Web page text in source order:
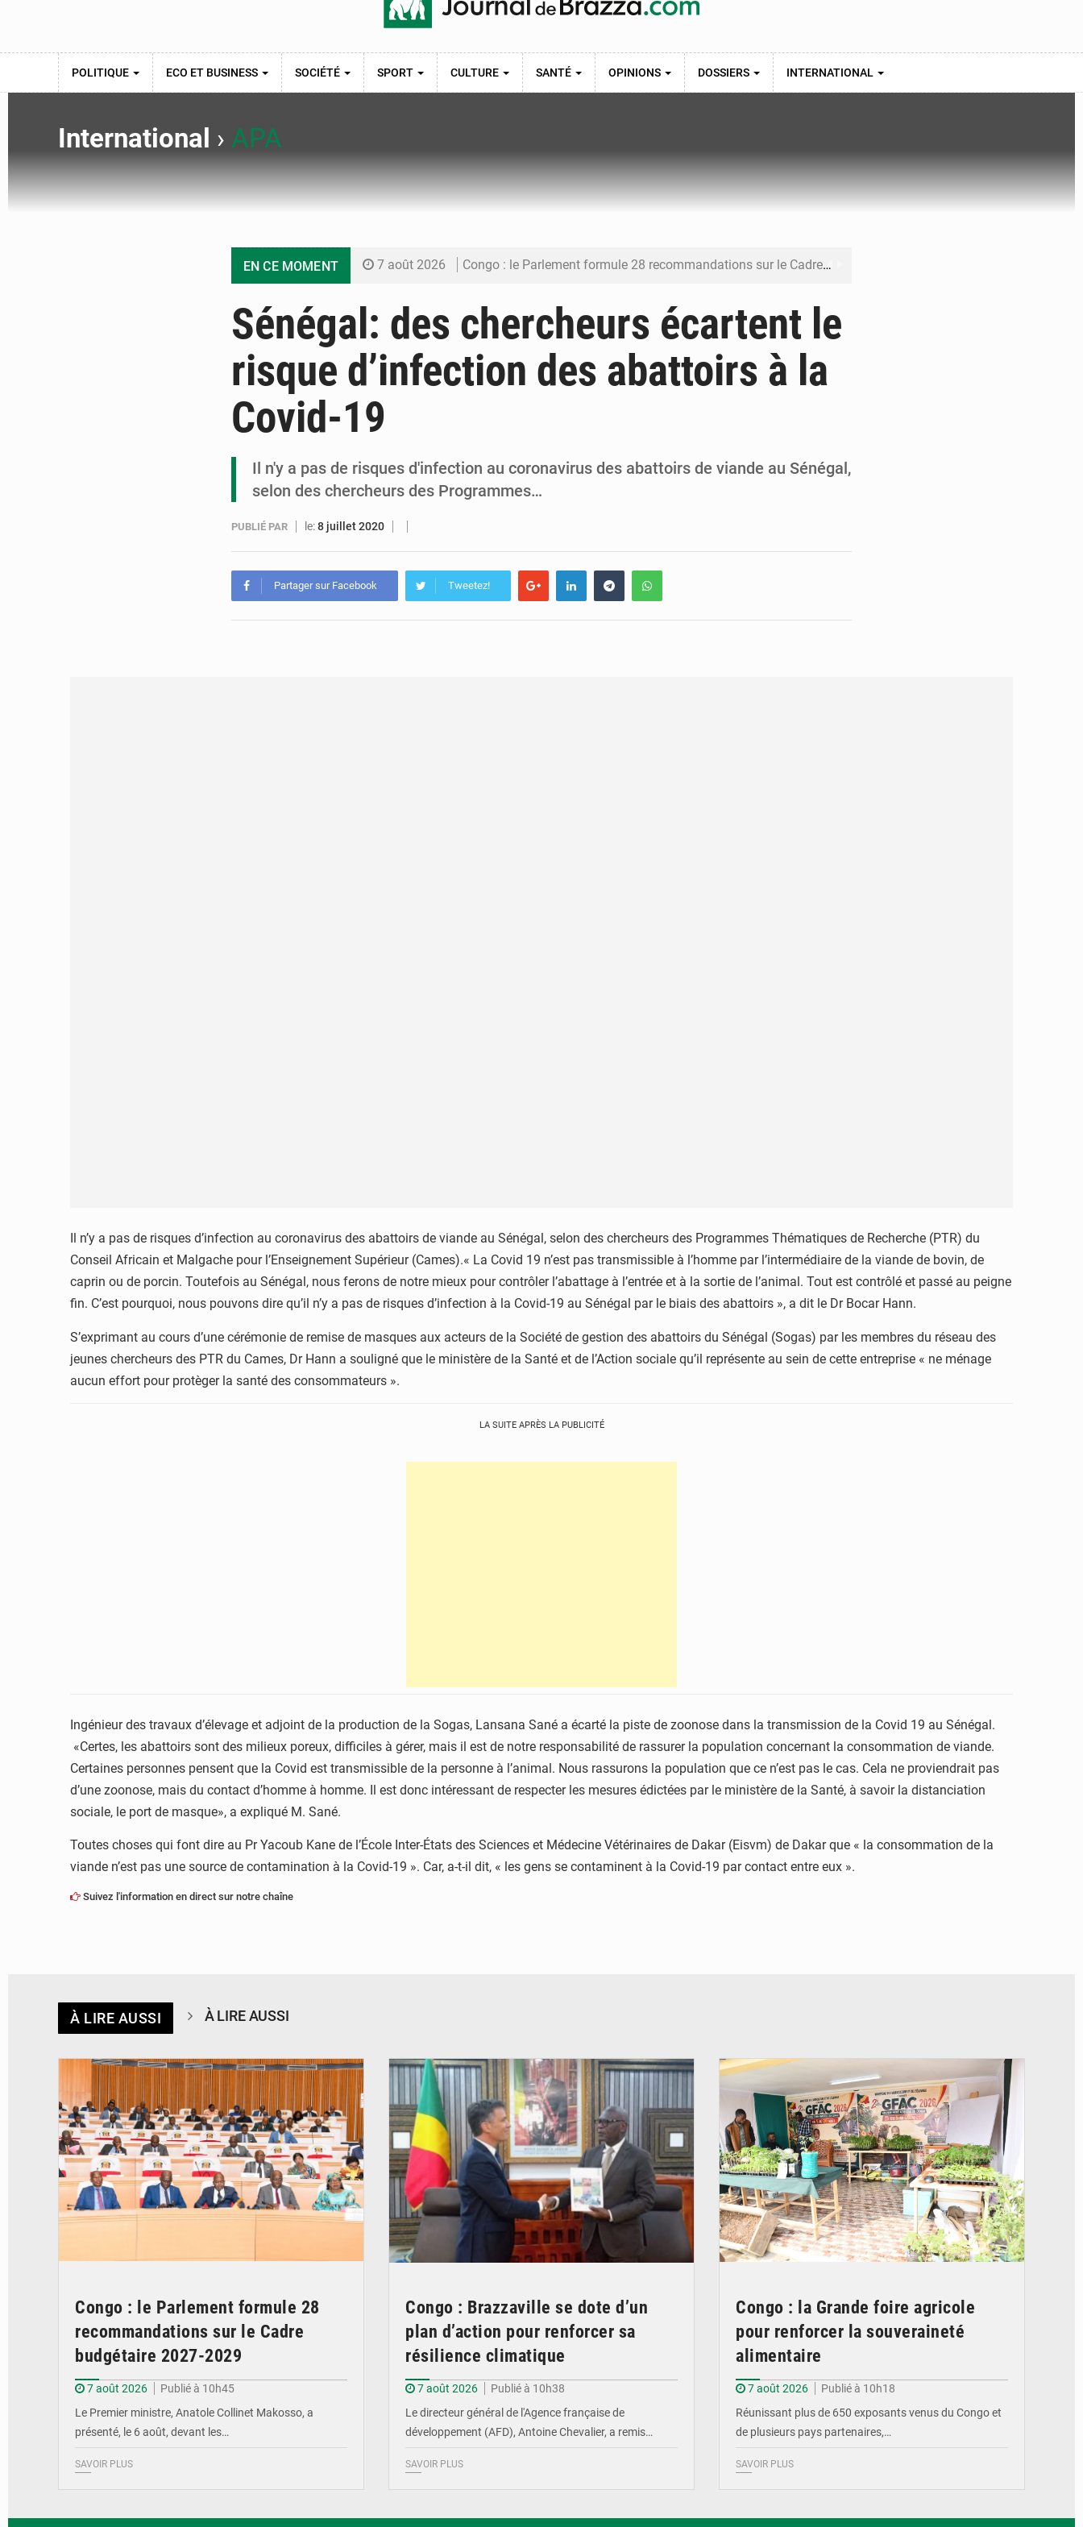
POLITIQUE ECO ET BUSINESS SOCIÉTÉ SPORT CULTURE SANTÉ OPINIONS DOSSIERS INTERNATIONAL
International › APA
EN CE MOMENT 7 août 2026 Congo : le Parlement formule 28 recommandations sur le Cadre budgétaire 2027-2029
7 août 2026 Congo : la Grande foire agricole pour renforcer la souveraineté alimentaire
7 août 2026 Congo-RDC : Brazzaville et Kinshasa renforcent leur coopération en faveur de la jeunesse
6 août 2026
Sénégal: des chercheurs écartent le
risque d’infection des abattoirs à la
Covid-19
Il n'y a pas de risques d'infection au coronavirus des abattoirs de viande au Sénégal,
selon des chercheurs des Programmes…
PUBLIÉ PAR le:8 juillet 2020
Partager sur Facebook Tweetez!
Il n’y a pas de risques d’infection au coronavirus des abattoirs de viande au Sénégal, selon des chercheurs des Programmes Thématiques de Recherche (PTR) du
Conseil Africain et Malgache pour l’Enseignement Supérieur (Cames).« La Covid 19 n’est pas transmissible à l’homme par l’intermédiaire de la viande de bovin, de
caprin ou de porcin. Toutefois au Sénégal, nous ferons de notre mieux pour contrôler l’abattage à l’entrée et à la sortie de l’animal. Tout est contrôlé et passé au peigne
fin. C’est pourquoi, nous pouvons dire qu’il n’y a pas de risques d’infection à la Covid-19 au Sénégal par le biais des abattoirs », a dit le Dr Bocar Hann.
S’exprimant au cours d’une cérémonie de remise de masques aux acteurs de la Société de gestion des abattoirs du Sénégal (Sogas) par les membres du réseau des
jeunes chercheurs des PTR du Cames, Dr Hann a souligné que le ministère de la Santé et de l’Action sociale qu’il représente au sein de cette entreprise « ne ménage
aucun effort pour protèger la santé des consommateurs ».
LA SUITE APRÈS LA PUBLICITÉ
Ingénieur des travaux d’élevage et adjoint de la production de la Sogas, Lansana Sané a écarté la piste de zoonose dans la transmission de la Covid 19 au Sénégal.
«Certes, les abattoirs sont des milieux poreux, difficiles à gérer, mais il est de notre responsabilité de rassurer la population concernant la consommation de viande.
Certaines personnes pensent que la Covid est transmissible de la personne à l’animal. Nous rassurons la population que ce n’est pas le cas. Cela ne proviendrait pas
d’une zoonose, mais du contact d’homme à homme. Il est donc intéressant de respecter les mesures édictées par le ministère de la Santé, à savoir la distanciation
sociale, le port de masque», a expliqué M. Sané.
Toutes choses qui font dire au Pr Yacoub Kane de l’École Inter-États des Sciences et Médecine Vétérinaires de Dakar (Eisvm) de Dakar que « la consommation de la
viande n’est pas une source de contamination à la Covid-19 ». Car, a-t-il dit, « les gens se contaminent à la Covid-19 par contact entre eux ».
Suivez l'information en direct sur notre chaîne
À LIRE AUSSI À LIRE AUSSI
Congo : le Parlement formule 28
recommandations sur le Cadre
budgétaire 2027-2029
7 août 2026
Publié à 10h45
Le Premier ministre, Anatole Collinet Makosso, a
présenté, le 6 août, devant les…
SAVOIR PLUS
Congo : Brazzaville se dote d’un
plan d’action pour renforcer sa
résilience climatique
7 août 2026
Publié à 10h38
Le directeur général de l'Agence française de
développement (AFD), Antoine Chevalier, a remis…
SAVOIR PLUS
Congo : la Grande foire agricole
pour renforcer la souveraineté
alimentaire
7 août 2026
Publié à 10h18
Réunissant plus de 650 exposants venus du Congo et
de plusieurs pays partenaires,…
SAVOIR PLUS